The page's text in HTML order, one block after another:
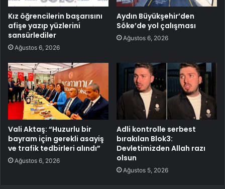
Kız öğrencilerin başarısını
afişe yazıp yüzlerini
sansürlediler
Ağustos 6, 2026
Aydın Büyükşehir’den
Söke’de yol çalışması
Ağustos 6, 2026
Vali Aktaş: “Huzurlu bir
bayram için gerekli asayiş
ve trafik tedbirleri alındı”
Ağustos 6, 2026
Adli kontrolle serbest
bırakılan Blok3:
Devletimizden Allah razı
olsun
Ağustos 5, 2026